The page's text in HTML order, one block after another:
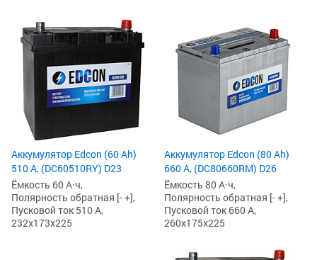
Аккумулятор Edcon (60 Ah)
510 А, (DC60510RY) D23
Ёмкость 60 А·ч,
Полярность обратная [- +],
Пусковой ток 510 А,
232x173x225
Аккумулятор Edcon (80 Ah)
660 А, (DC80660RM) D26
Ёмкость 80 А·ч,
Полярность обратная [- +],
Пусковой ток 660 А,
260x175x225